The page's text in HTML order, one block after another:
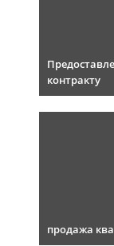
контракту
продажа